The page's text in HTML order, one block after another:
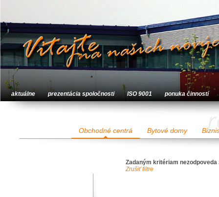
aktuálne prezentácia spoločnosti ISO 9001 ponuka činností
Obchodné centrá Bytové domy
Zadaným kritériam nezodpoveda
Zrušiť filtre